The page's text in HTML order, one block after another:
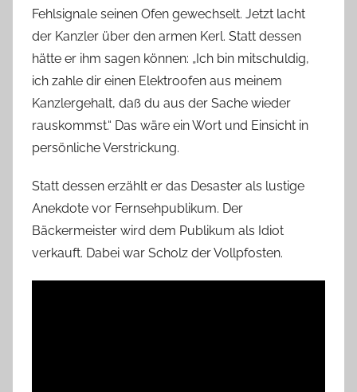
Fehlsignale seinen Ofen gewechselt. Jetzt lacht
der Kanzler über den armen Kerl. Statt dessen
hätte er ihm sagen können: „Ich bin mitschuldig,
ich zahle dir einen Elektroofen aus meinem
Kanzlergehalt, daß du aus der Sache wieder
rauskommst.“ Das wäre ein Wort und Einsicht in
persönliche Verstrickung.
Statt dessen erzählt er das Desaster als lustige
Anekdote vor Fernsehpublikum. Der
Bäckermeister wird dem Publikum als Idiot
verkauft. Dabei war Scholz der Vollpfosten.